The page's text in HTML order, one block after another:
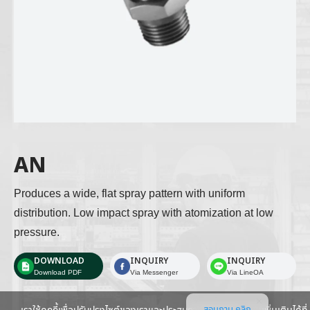
AN
Produces a wide, flat spray pattern with uniform
distribution. Low impact spray with atomization at low
pressure.
DOWNLOAD
Download PDF
INQUIRY
Via Messenger
INQUIRY
Via LineOA